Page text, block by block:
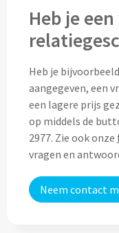
Lunch
Lunchboxen
Lunchbekers
Voedselcontainers
Snoep
Heb je
Heb je
aangegeven, een
een lagere prijs
op middels de
2977. Zie ook onze
vragen en
Neem contact